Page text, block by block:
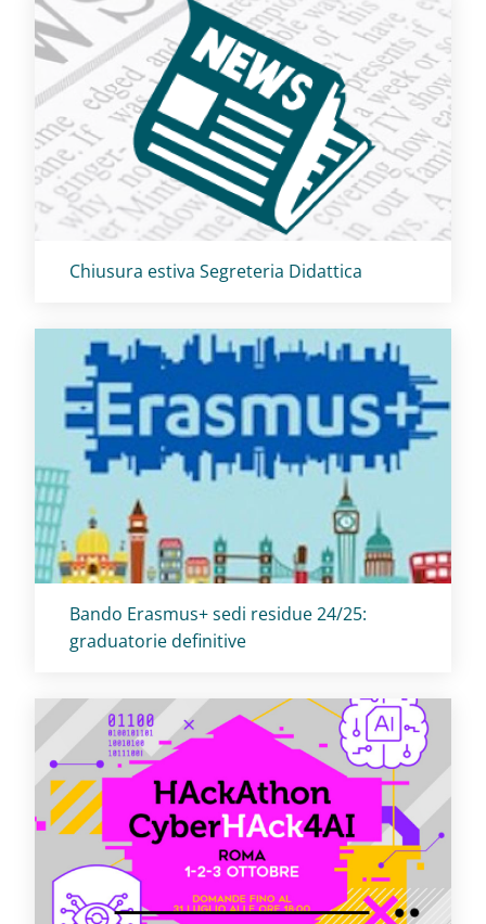
Titolo card:
Chiusura estiva Segreteria Didattica
Titolo card:
Bando Erasmus+ sedi residue 24/25:
graduatorie definitive